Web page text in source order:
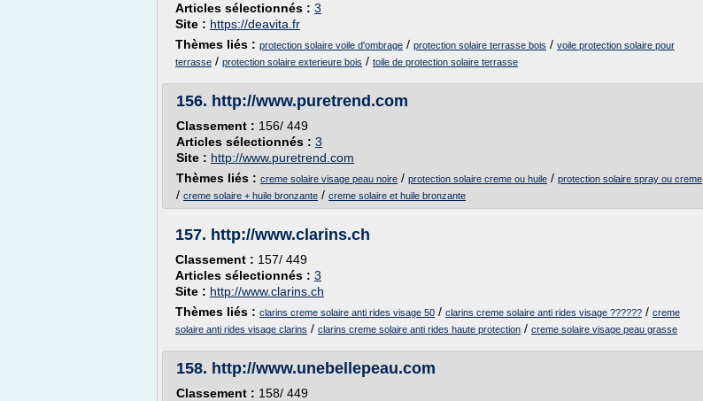
Articles sélectionnés : 3
Site : https://deavita.fr
Thèmes liés : protection solaire voile d'ombrage / protection solaire terrasse bois / voile protection solaire pour
terrasse / protection solaire exterieure bois / toile de protection solaire terrasse
156. http://www.puretrend.com
Classement : 156/ 449
Articles sélectionnés : 3
Site : http://www.puretrend.com
Thèmes liés : creme solaire visage peau noire / protection solaire creme ou huile / protection solaire spray ou creme
/ creme solaire + huile bronzante / creme solaire et huile bronzante
157. http://www.clarins.ch
Classement : 157/ 449
Articles sélectionnés : 3
Site : http://www.clarins.ch
Thèmes liés : clarins creme solaire anti rides visage 50 / clarins creme solaire anti rides visage ?????? / creme
solaire anti rides visage clarins / clarins creme solaire anti rides haute protection / creme solaire visage peau grasse
158. http://www.unebellepeau.com
Classement : 158/ 449